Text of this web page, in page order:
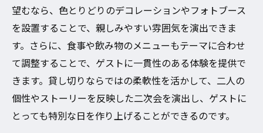
大阪市での結婚式二次会貸し切りプランが人気
の理由
貸し切りプランがもたらす安心感とプライ
バシー
大阪市で貸し切りプランが選ばれる理由
二次会に最適な貸し切りプランの魅力
大阪市で人気の理由は多彩な貸し切りオプ
望むなら、色とりどりのデコレーションやフォトブース
を設置することで、親しみやすい雰囲気を演出できま
す。さらに、食事や飲み物のメニューもテーマに合わせ
て調整することで、ゲストに一貫性のある体験を提供で
きます。貸し切りならではの柔軟性を活かして、二人の
個性やストーリーを反映した二次会を演出し、ゲストに
とっても特別な日を作り上げることができるのです。